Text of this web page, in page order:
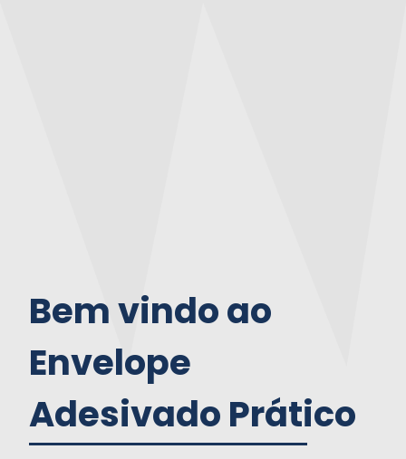
Bem vindo ao
Envelope
Adesivado Prático